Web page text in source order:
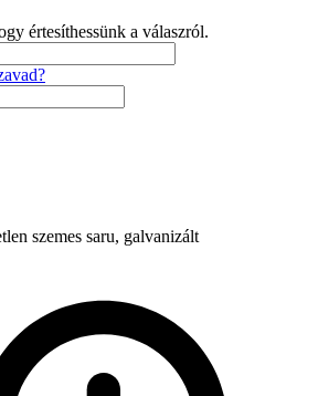
értesíthessünk a válaszról.
szemes saru, galvanizált